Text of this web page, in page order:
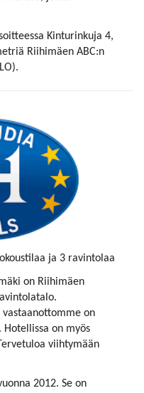
Kinturinkuja 4,
Riihimäen ABC:n
ja 3 ravintolaa
on Riihimäen
on
Hotellissa on myös
viihtymään
2012. Se on